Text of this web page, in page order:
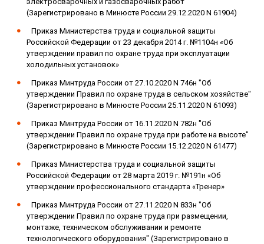
(Зарегистрировано в Минюсте России 29.12.2020 N 61904)
Приказ Министерства труда и социальной защиты
Российской Федерации от 23 декабря 2014 г. №1104н «Об
утверждении правил по охране труда при эксплуатации
холодильных установок»
Приказ Минтруда России от 27.10.2020 N 746н "Об
утверждении Правил по охране труда в сельском хозяйстве"
(Зарегистрировано в Минюсте России 25.11.2020 N 61093)
Приказ Минтруда России от 16.11.2020 N 782н "Об
утверждении Правил по охране труда при работе на высоте"
(Зарегистрировано в Минюсте России 15.12.2020 N 61477)
Приказ Министерства труда и социальной защиты
Российской Федерации от 28 марта 2019 г. №191н «Об
утверждении профессионального стандарта «Тренер»
Приказ Минтруда России от 27.11.2020 N 833н "Об
утверждении Правил по охране труда при размещении,
монтаже, техническом обслуживании и ремонте
технологического оборудования" (Зарегистрировано в